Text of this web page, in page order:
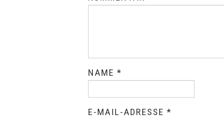
NAME *
E-MAIL-ADRESSE *